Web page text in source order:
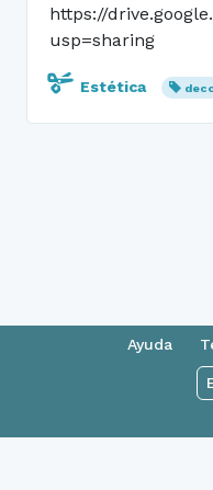
https://
usp=sharing
Estética
Ayuda